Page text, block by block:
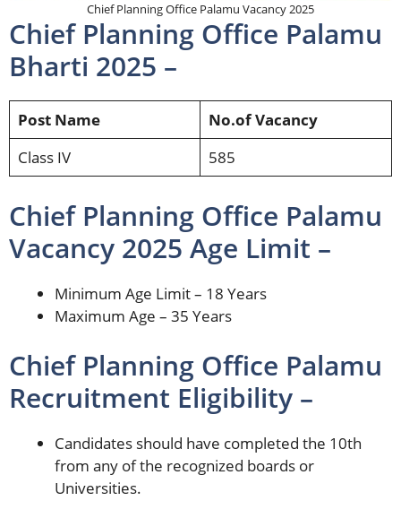
Chief Planning Office Palamu Vacancy 2025
Chief Planning Office Palamu
Bharti 2025 –
Post Name
No.of Vacancy
Class IV
585
Chief Planning Office Palamu
Vacancy 2025 Age Limit –
Minimum Age Limit – 18 Years
Maximum Age – 35 Years
Chief Planning Office Palamu
Recruitment Eligibility –
Candidates should have completed the 10th
from any of the recognized boards or
Universities.